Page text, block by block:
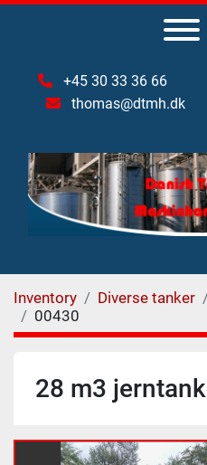
+45 30 33 36 66
thomas@dtmh.dk
Inventory Diverse tanker
00430
28 m3 jerntank